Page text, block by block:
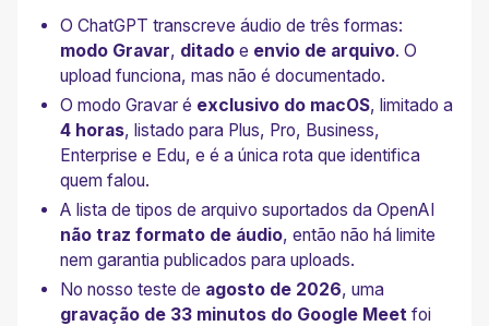
O ChatGPT transcreve áudio de três formas:
modo Gravar, ditado e envio de arquivo. O
upload funciona, mas não é documentado.
O modo Gravar é exclusivo do macOS, limitado a
4 horas, listado para Plus, Pro, Business,
Enterprise e Edu, e é a única rota que identifica
quem falou.
A lista de tipos de arquivo suportados da OpenAI
não traz formato de áudio, então não há limite
nem garantia publicados para uploads.
No nosso teste de agosto de 2026, uma
gravação de 33 minutos do Google Meet foi